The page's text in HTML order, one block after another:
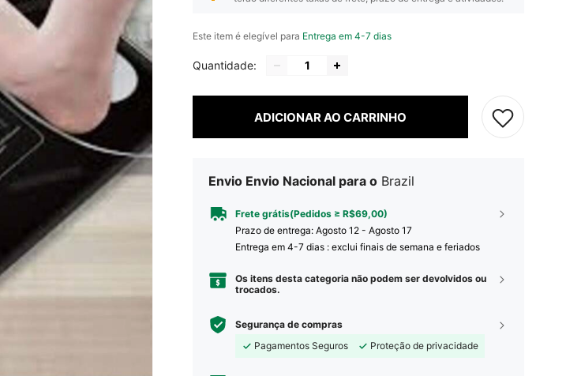
Este item é elegível para Entrega em 4-7 dias
Quantidade:
ADICIONAR AO CARRINHO
Envio Envio Nacional para o Brazil
Frete grátis(Pedidos ≥ R$69,00)
Prazo de entrega: Agosto 12 - Agosto 17
Entrega em 4-7 dias : exclui finais de semana e feriados
Os itens desta categoria não podem ser devolvidos ou
trocados.
Segurança de compras
Pagamentos Seguros
Proteção de privacidade